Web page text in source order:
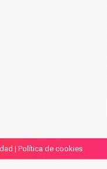
| Política de cookies